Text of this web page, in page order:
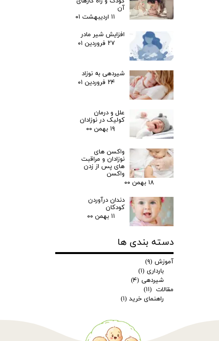
آن
۱۱ اردیبهشت ۰۱
افزایش شیر مادر
۲۷ فروردین ۰۱
شیردهی به نوزاد
۲۴ فروردین ۰۱
علل و درمان
کولیک در نوزادان
۱۹ بهمن ۰۰
واکسن های
نوزادان و مراقبت
های پس از زدن
واکسن
۱۸ بهمن ۰۰
دندان درآوردن
کودکان
۱۱ بهمن ۰۰
دسته بندی ها
آموزش (۹)
بارداری (۱)
شیردهی (۴)
مقالات (۱۱)
راهنمای خرید (۱)